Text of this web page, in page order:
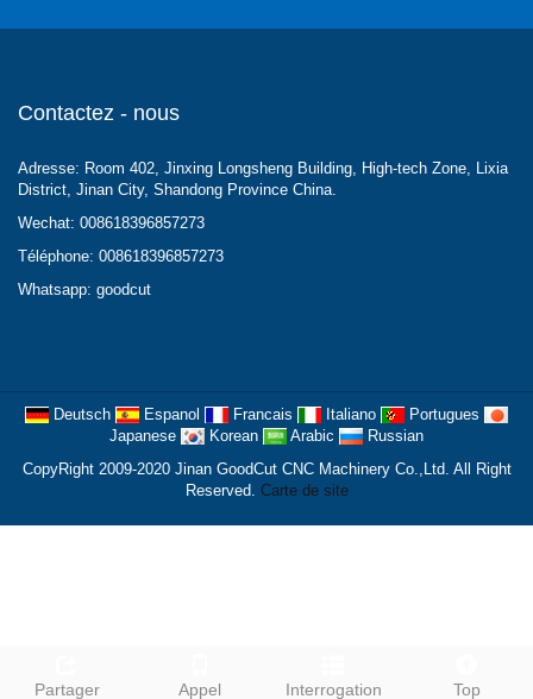
Partager Appel Interrogation Top
Contactez - nous
Adresse: Room 402, Jinxing Longsheng Building, High-tech Zone, Lixia
District, Jinan City, Shandong Province China.
Wechat: 008618396857273
Téléphone: 008618396857273
Whatsapp: goodcut
Deutsch Espanol Francais Italiano
Portugues
Japanese
Korean Arabic
Russian
CopyRight 2009-2020 Jinan GoodCut CNC Machinery Co.,Ltd. All Right
Reserved. Carte de site